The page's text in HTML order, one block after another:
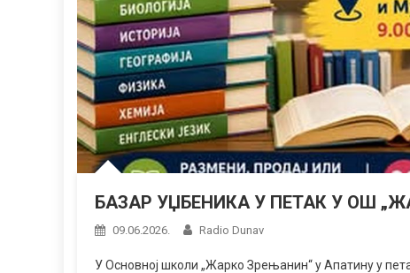
БАЗАР УЏБЕНИКА У ПЕТАК У ОШ
09.06.2026. Radio Dunav
У Основној школи „Жарко Зрењанин“ у Апатину у